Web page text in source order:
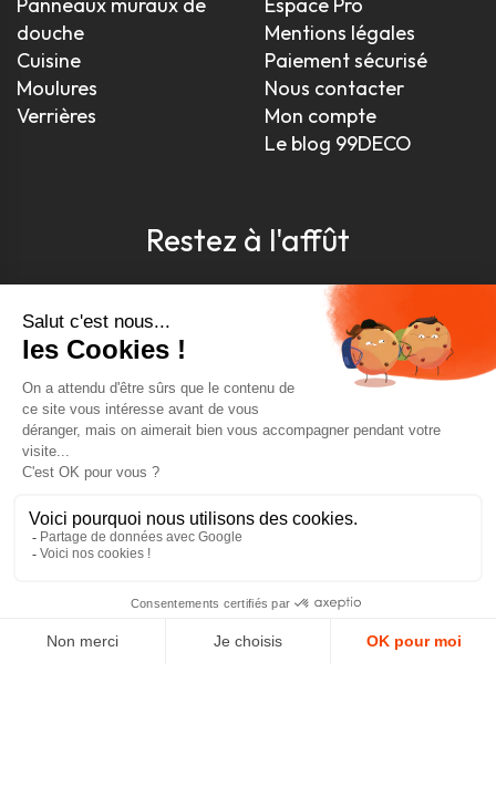
douche
Cuisine
Moulures
Verrières
Mentions légales
Paiement sécurisé
Nous contacter
Mon compte
Le blog 99DECO
Restez à l'affût
Pour être toujours au courant, inscrivez-vous à
notre newsletter
J'accepte les conditions générales et la politique de
AVIS VÉRIFIÉS